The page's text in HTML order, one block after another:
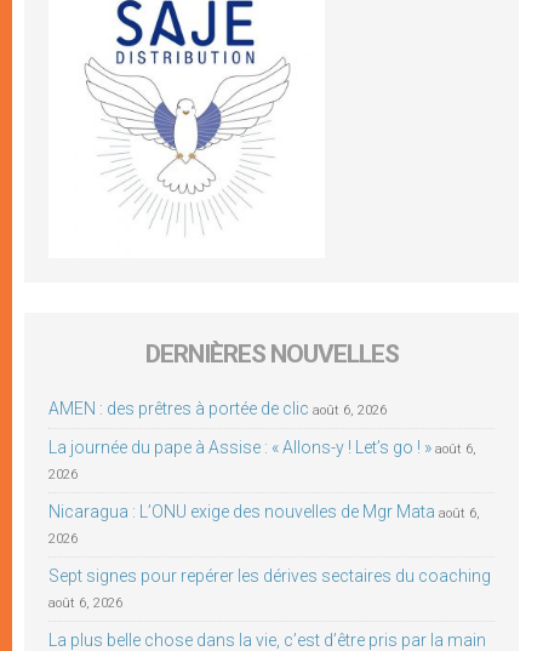
DERNIÈRES NOUVELLES
AMEN : des prêtres à portée de clic août 6, 2026
La journée du pape à Assise : « Allons-y ! Let’s go ! » août 6,
2026
Nicaragua : L’ONU exige des nouvelles de Mgr Mata août 6,
2026
Sept signes pour repérer les dérives sectaires du coaching
août 6, 2026
La plus belle chose dans la vie, c’est d’être pris par la main